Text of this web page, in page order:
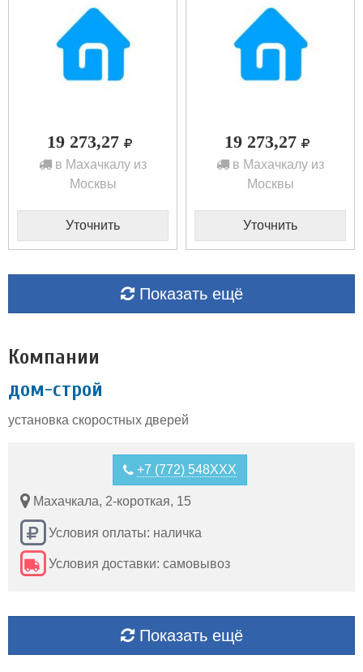
19 273,27
в Махачкалу из
Москвы
Уточнить
19 273,27
в Махачкалу из
Москвы
Уточнить
Показать ещё
Компании
дом-строй
установка скоростных дверей
+7 (772) 548XXX
Махачкала, 2-короткая, 15
Условия оплаты: наличка
Условия доставки: самовывоз
Показать ещё